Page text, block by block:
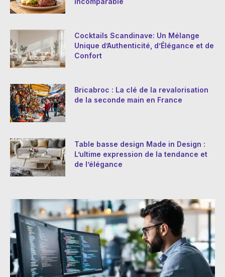
Cocktails Scandinave: Un Mélange
Unique d’Authenticité, d’Élégance et de
Confort
Bricabroc : La clé de la revalorisation
de la seconde main en France
Table basse design Made in Design :
L’ultime expression de la tendance et
de l’élégance